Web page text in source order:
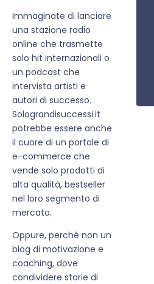
Immaginate di lanciare
una stazione radio
online che trasmette
solo hit internazionali o
un podcast che
intervista artisti e
autori di successo.
Solograndisuccessi.it
potrebbe essere anche
il cuore di un portale di
e-commerce che
vende solo prodotti di
alta qualità, bestseller
nel loro segmento di
mercato.
Oppure, perché non un
blog di motivazione e
coaching, dove
condividere storie di